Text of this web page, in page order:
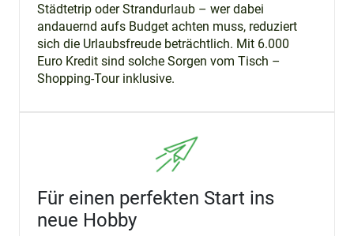
Städtetrip oder Strandurlaub – wer dabei
andauernd aufs Budget achten muss, reduziert
sich die Urlaubsfreude beträchtlich. Mit 6.000
Euro Kredit sind solche Sorgen vom Tisch –
Shopping-Tour inklusive.
Für einen perfekten Start ins
neue Hobby